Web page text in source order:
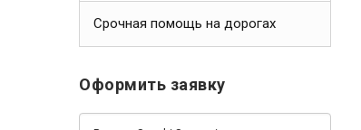
Срочная помощь на дорогах
Оформить заявку